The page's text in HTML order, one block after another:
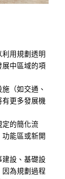
用規劃透明
展中區域的項
（如交通、
有更多發展機
定的簡化流
能區或新開
建設、基礎設
因為規劃過程